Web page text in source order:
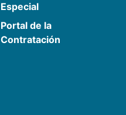
Especial
Portal de la
Contratación